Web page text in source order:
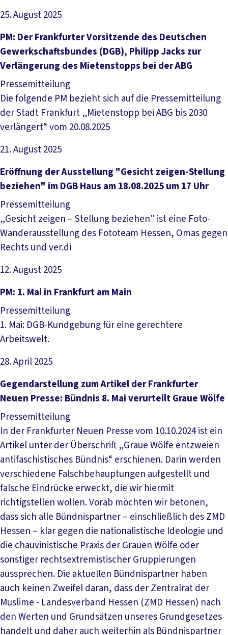
25. August 2025
Artikel lesen
PM: Der Frankfurter Vorsitzende des Deutschen
Gewerkschaftsbundes (DGB), Philipp Jacks zur
Verlängerung des Mietenstopps bei der ABG
Pressemitteilung
Die folgende PM bezieht sich auf die Pressemitteilung
der Stadt Frankfurt „Mietenstopp bei ABG bis 2030
verlängert“ vom 20.08.2025
21. August 2025
Artikel lesen
Eröffnung der Ausstellung "Gesicht zeigen-Stellung
beziehen" im DGB Haus am 18.08.2025 um 17 Uhr
Pressemitteilung
„Gesicht zeigen – Stellung beziehen" ist eine Foto-
Wanderausstellung des Fototeam Hessen, Omas gegen
Rechts und ver.di
12. August 2025
Artikel lesen
PM: 1. Mai in Frankfurt am Main
Pressemitteilung
1. Mai: DGB-Kundgebung für eine gerechtere
Arbeitswelt.
28. April 2025
Artikel lesen
Gegendarstellung zum Artikel der Frankfurter
Neuen Presse: Bündnis 8. Mai verurteilt Graue Wölfe
Pressemitteilung
In der Frankfurter Neuen Presse vom 10.10.2024 ist ein
Artikel unter der Überschrift „Graue Wölfe entzweien
antifaschistisches Bündnis“ erschienen. Darin werden
verschiedene Falschbehauptungen aufgestellt und
falsche Eindrücke erweckt, die wir hiermit
richtigstellen wollen. Vorab möchten wir betonen,
dass sich alle Bündnispartner – einschließlich des ZMD
Hessen – klar gegen die nationalistische Ideologie und
die chauvinistische Praxis der Grauen Wölfe oder
sonstiger rechtsextremistischer Gruppierungen
aussprechen. Die aktuellen Bündnispartner haben
auch keinen Zweifel daran, dass der Zentralrat der
Muslime - Landesverband Hessen (ZMD Hessen) nach
den Werten und Grundsätzen unseres Grundgesetzes
handelt und daher auch weiterhin als Bündnispartner